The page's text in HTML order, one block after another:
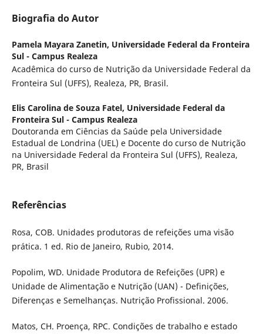
Biografia do Autor
Pamela Mayara Zanetin, Universidade Federal da Fronteira
Sul - Campus Realeza
Acadêmica do curso de Nutrição da Universidade Federal da
Fronteira Sul (UFFS), Realeza, PR, Brasil.
Elis Carolina de Souza Fatel, Universidade Federal da
Fronteira Sul - Campus Realeza
Doutoranda em Ciências da Saúde pela Universidade
Estadual de Londrina (UEL) e Docente do curso de Nutrição
na Universidade Federal da Fronteira Sul (UFFS), Realeza,
PR, Brasil
Referências
Rosa, COB. Unidades produtoras de refeições uma visão
prática. 1 ed. Rio de Janeiro, Rubio, 2014.
Popolim, WD. Unidade Produtora de Refeições (UPR) e
Unidade de Alimentação e Nutrição (UAN) - Definições,
Diferenças e Semelhanças. Nutrição Profissional. 2006.
Matos, CH. Proença, RPC. Condições de trabalho e estado